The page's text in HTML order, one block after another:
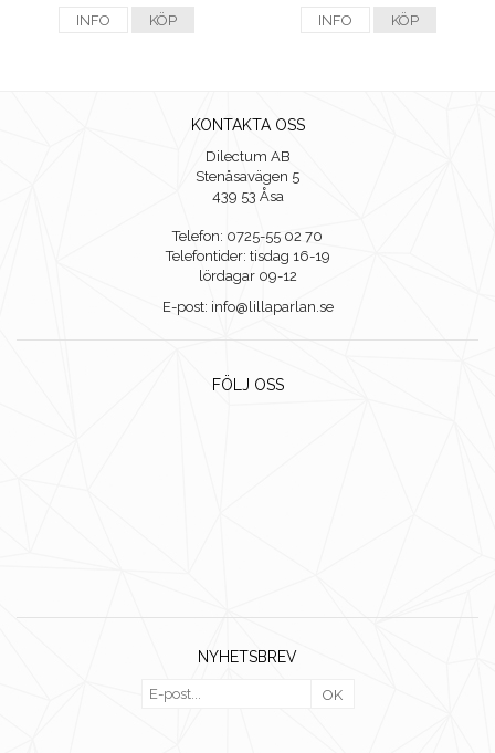
INFO KÖP INFO KÖP
KONTAKTA OSS
Dilectum AB
Stenåsavägen 5
439 53 Åsa
Telefon: 0725-55 02 70
Telefontider: tisdag 16-19
lördagar 09-12
E-post: info@lillaparlan.se
FÖLJ OSS
NYHETSBREV
OK